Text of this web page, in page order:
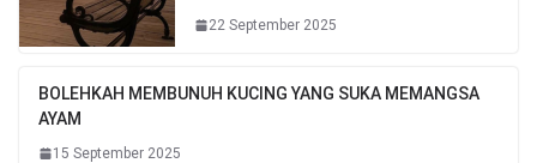
22 September 2025
BOLEHKAH MEMBUNUH KUCING YANG SUKA MEMANGSA
AYAM
15 September 2025